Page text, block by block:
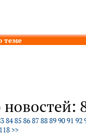
теме
новостей:
8485868788899091 92
118 >>